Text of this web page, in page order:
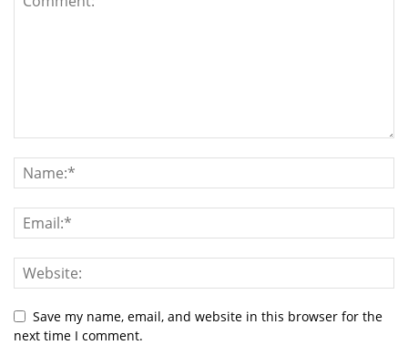
Save my name, email, and website in this browser for the
next time I comment.